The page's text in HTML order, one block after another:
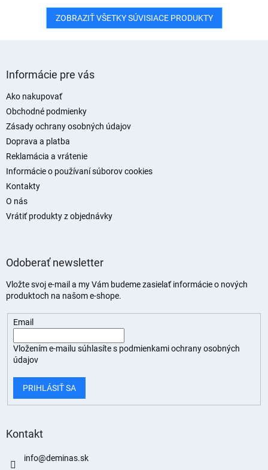
ZOBRAZIŤ VŠETKY SÚVISIACE PRODUKTY
Informácie pre vás
Ako nakupovať
Obchodné podmienky
Zásady ochrany osobných údajov
Doprava a platba
Reklamácia a vrátenie
Informácie o používaní súborov cookies
Kontakty
O nás
Vrátiť produkty z objednávky
Odoberať newsletter
Vložte svoj e-mail a my Vám budeme zasielať informácie o nových
produktoch na našom e-shope.
Email
Vložením e-mailu súhlasíte s podmienkami ochrany osobných
údajov
PRIHLÁSIŤ SA
Kontakt
info@deminas.sk